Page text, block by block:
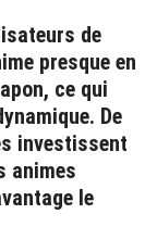
de
presque en
ce qui
De
investissent
animes
le